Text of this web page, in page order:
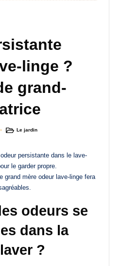
linge ?
grand-
PostedLe jardin
persistante dans le lave-
le garder propre.
grand mère odeur lave-linge fera
odeurs se
dans la
?